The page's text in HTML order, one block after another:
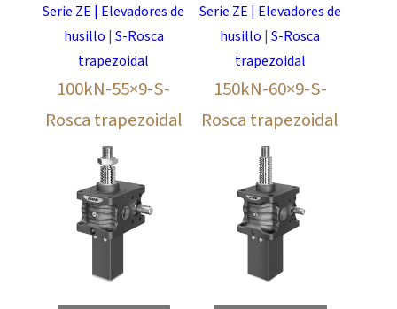
Serie ZE | Elevadores de
husillo | S-Rosca
trapezoidal
100kN-55×9-S-
Rosca trapezoidal
Serie ZE | Elevadores de
husillo |S-Rosca
trapezoidal
150kN-60×9-S-
Rosca trapezoidal